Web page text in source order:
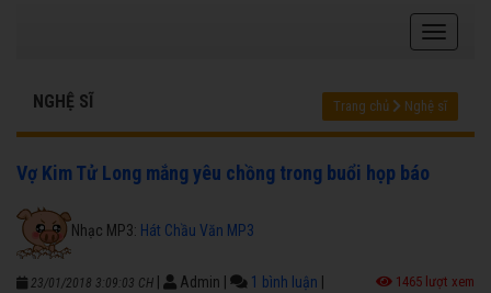
NGHỆ SĨ Trang chủ Nghệ sĩ
Vợ Kim Tử Long mắng yêu chồng trong buổi họp báo
Nhạc MP3: Hát Chầu Văn MP3
23/01/2018 3:09:03 CH Admin 1 bình luận 1465 lượt xem